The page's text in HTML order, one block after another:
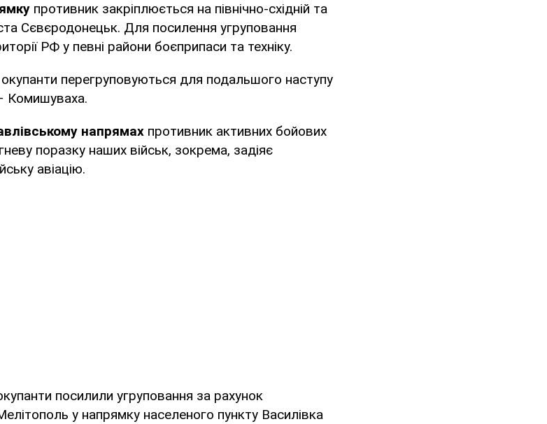
противник закріплюється на північно-східній та
Сєвєродонецьк. Для посилення угруповання
РФ у певні райони боєприпаси та техніку.
окупанти перегруповуються для подальшого наступу
Комишуваха.
напрямах противник активних бойових
поразку наших військ, зокрема, задіяє
авіацію.
посилили угруповання за рахунок
у напрямку населеного пункту Василівка